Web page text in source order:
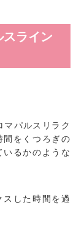
ライン
パルスリラク
間をくつろぎの
るかのような
した時間を過